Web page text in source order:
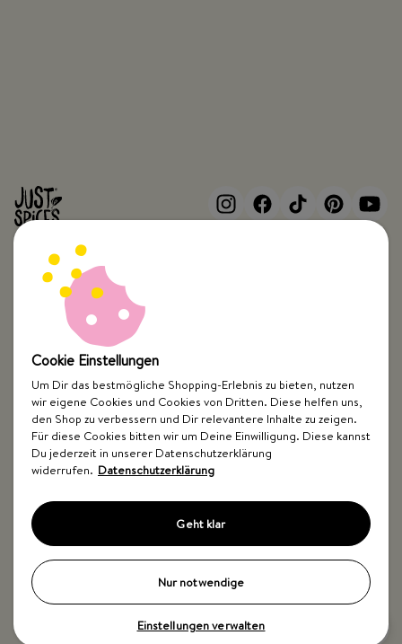
Top Kategorien
Just Spices
Hilfe & Kontakt
Impressum WiderrufsbelehrungDatenschutz
Cookie Einstellungen
Um Dir das bestmögliche Shopping-Erlebnis zu bieten, nutzen
wir eigene Cookies und Cookies von Dritten. Diese helfen uns,
den Shop zu verbessern und Dir relevantere Inhalte zu zeigen.
Für diese Cookies bitten wir um Deine Einwilligung. Diese kannst
Du jederzeit in unserer Datenschutzerklärung
widerrufen. Datenschutzerklärung
Geht klar
Nur notwendige
Einstellungen verwalten